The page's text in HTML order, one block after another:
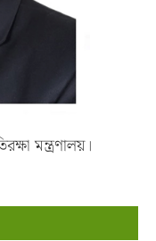
মন্ত্রণালয়।